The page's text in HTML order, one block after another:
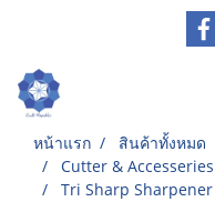
หน้าแรก สินค้าทั้งหมด
Cutter & Accesseries
Tri Sharp